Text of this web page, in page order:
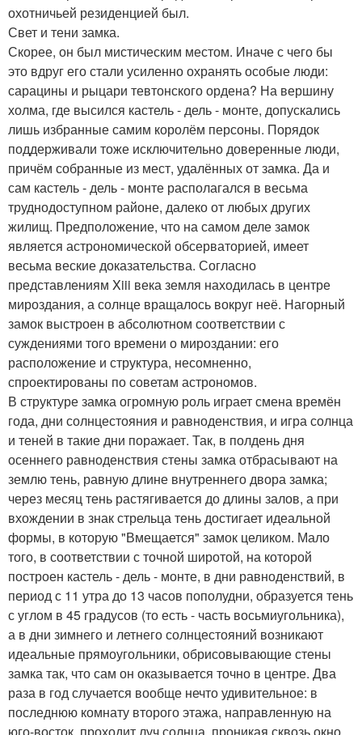
охотничьей резиденцией был.
Свет и тени замка.
Скорее, он был мистическим местом. Иначе с чего бы
это вдруг его стали усиленно охранять особые люди:
сарацины и рыцари тевтонского ордена? На вершину
холма, где высился кастель - дель - монте, допускались
лишь избранные самим королём персоны. Порядок
поддерживали тоже исключительно доверенные люди,
причём собранные из мест, удалённых от замка. Да и
сам кастель - дель - монте располагался в весьма
труднодоступном районе, далеко от любых других
жилищ. Предположение, что на самом деле замок
является астрономической обсерваторией, имеет
весьма веские доказательства. Согласно
представлениям Xiii века земля находилась в центре
мироздания, а солнце вращалось вокруг неё. Нагорный
замок выстроен в абсолютном соответствии с
суждениями того времени о мироздании: его
расположение и структура, несомненно,
спроектированы по советам астрономов.
В структуре замка огромную роль играет смена времён
года, дни солнцестояния и равноденствия, и игра солнца
и теней в такие дни поражает. Так, в полдень дня
осеннего равноденствия стены замка отбрасывают на
землю тень, равную длине внутреннего двора замка;
через месяц тень растягивается до длины залов, а при
вхождении в знак стрельца тень достигает идеальной
формы, в которую "Вмещается" замок целиком. Мало
того, в соответствии с точной широтой, на которой
построен кастель - дель - монте, в дни равноденствий, в
период с 11 утра до 13 часов пополудни, образуется тень
с углом в 45 градусов (то есть - часть восьмиугольника),
а в дни зимнего и летнего солнцестояний возникают
идеальные прямоугольники, обрисовывающие стены
замка так, что сам он оказывается точно в центре. Два
раза в год случается вообще нечто удивительное: в
последнюю комнату второго этажа, направленную на